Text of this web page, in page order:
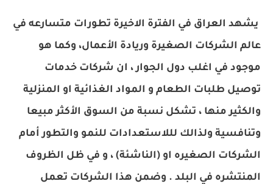
يشهد العراق في الفترة الاخيرة تطورات متسارعه في
عالم الشركات الصغيرة وريادة الأعمال، وكما هو
موجود في اغلب دول الجوار ، ان شركات خدمات
توصيل طلبات الطعام و المواد الغذائية او المنزلية
والكثير منها ، تشكل نسبة من السوق الأكثر مبيعا
وتنافسية ولذالك لللاستعدادات للنمو والتطور أمام
الشركات الصغيره او (الناشئة) ، و في ظل الظروف
المنتشره في البلد . وضمن هذا الشركات تعمل